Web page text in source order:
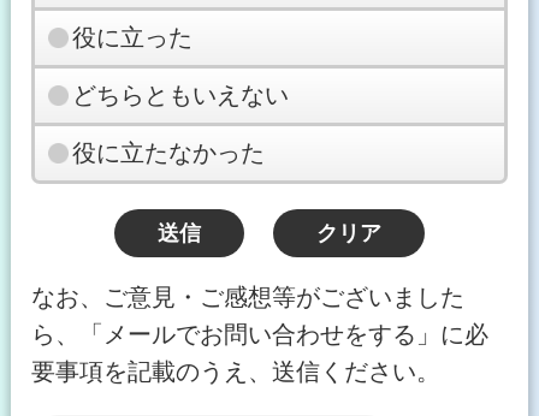
役に立った
どちらともいえない
役に立たなかった
なお、ご意見・ご感想等がございました
ら、「メールでお問い合わせをする」に必
要事項を記載のうえ、送信ください。